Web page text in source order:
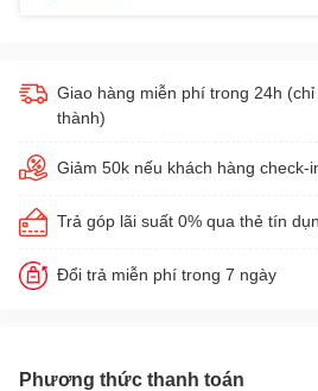
Giao hàng miễn phí trong 24h
thành)
Giảm 50k nếu khách hàng check-
Trả góp lãi suất 0% qua thẻ tín
Đổi trả miễn phí trong 7 ngày
Phương thức thanh toán